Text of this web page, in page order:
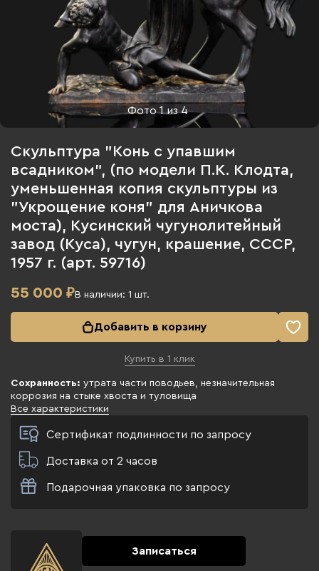
Фото1из4
Скульптура "Конь с упавшим
всадником", (по модели П.К. Клодта,
уменьшенная копия скульптуры из
"Укрощение коня" для Аничкова
моста), Кусинский чугунолитейный
завод (Куса), чугун, крашение, СССР,
1957 г. (арт. 59716)
55 000 ₽В наличии: 1 шт.
Добавить в корзину
Купить в 1 клик
Сохранность: утрата части поводьев, незначительная
коррозия на стыке хвоста и туловища
Все характеристики
Сертификат подлинности по запросу
Доставка от 2 часов
Подарочная упаковка по запросу
Записаться